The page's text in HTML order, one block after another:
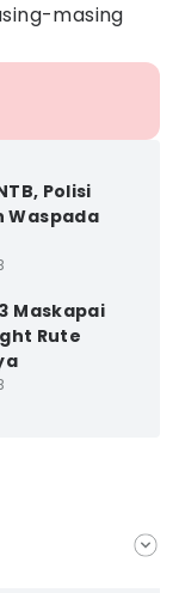
masing
Polisi
Waspada
Maskapai
Rute